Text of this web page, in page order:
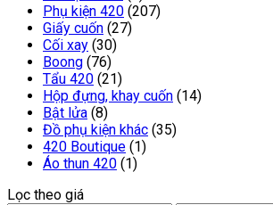
Phụ kiện 420 (207)
Giấy cuốn (27)
Cối xay (30)
Boong (76)
Tẩu 420 (21)
Hộp đựng, khay cuốn (14)
Bật lửa (8)
Đồ phụ kiện khác (35)
420 Boutique (1)
Áo thun 420 (1)
Lọc theo giá